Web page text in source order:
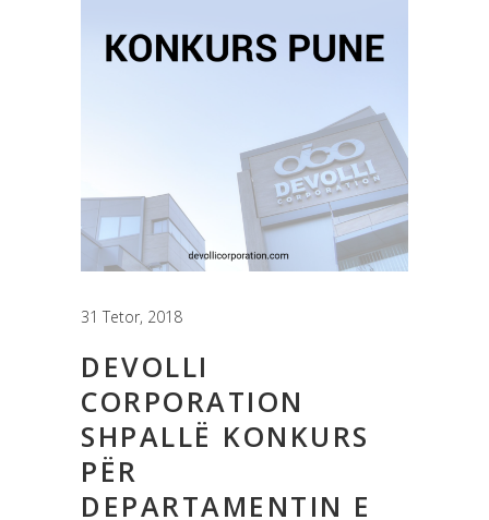
31 Tetor, 2018
DEVOLLI
CORPORATION
SHPALLË KONKURS
PËR
DEPARTAMENTIN E